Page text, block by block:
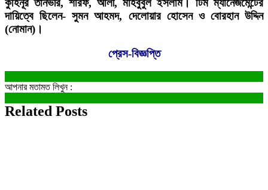
কুহিনূর তানভীর, শরিফ, আলী, মাহবুবুল ইসলাম। টিম ম্যানেজমেন্টের
দায়িত্বে ছিলেন- সুমন আহমদ, দেলোয়ার হোসেন ও বোরহান উদ্দিন
(নোমান)।
প্রেস-বিজ্ঞপ্তি
আপনার মতামত লিখুন :
Related Posts